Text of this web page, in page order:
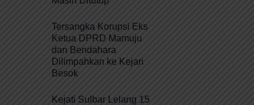
Tersangka Korupsi Eks
Ketua DPRD Mamuju
dan Bendahara
Dilimpahkan ke Kejari
Besok
Kejati Sulbar Lelang 15